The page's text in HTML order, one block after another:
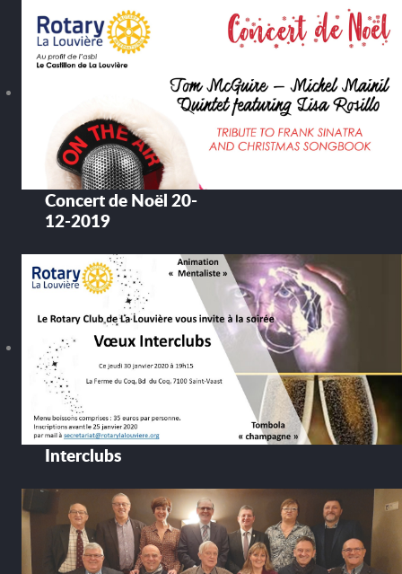
Concert de Noël 20-
12-2019
Interclubs